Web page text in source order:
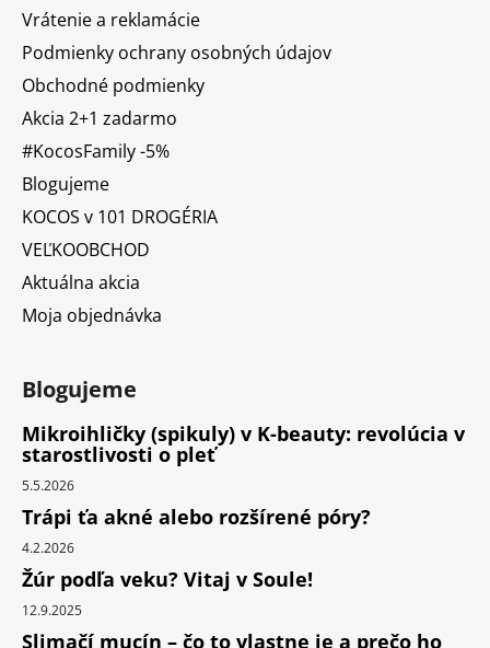
Vrátenie a reklamácie
Podmienky ochrany osobných údajov
Obchodné podmienky
Akcia 2+1 zadarmo
#KocosFamily -5%
Blogujeme
KOCOS v 101 DROGÉRIA
VEĽKOOBCHOD
Aktuálna akcia
Moja objednávka
Blogujeme
Mikroihličky (spikuly) v K-beauty: revolúcia v
starostlivosti o pleť
5.5.2026
Trápi ťa akné alebo rozšírené póry?
4.2.2026
Žúr podľa veku? Vitaj v Soule!
12.9.2025
Slimačí mucín – čo to vlastne je a prečo ho